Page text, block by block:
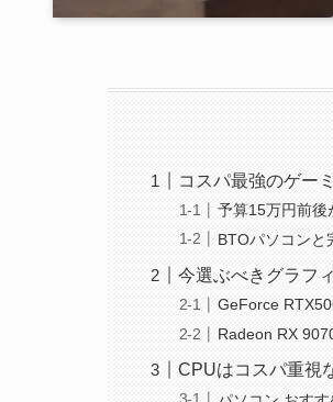
コスパ最強のゲー
予算15万円前後
BTOパソコンと
今選ぶべきグラフ
GeForce
Radeon RX
CPUはコスパ重視